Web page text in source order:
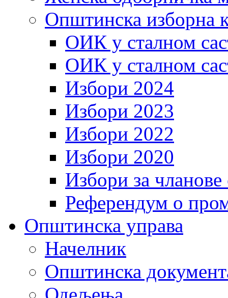
Општинска изборна
ОИК у сталном
ОИК у сталном
Избори 2024
Избори 2023
Избори 2022
Избори 2020
Избори за
Референдум о
Општинска управа
Начелник
Општинска